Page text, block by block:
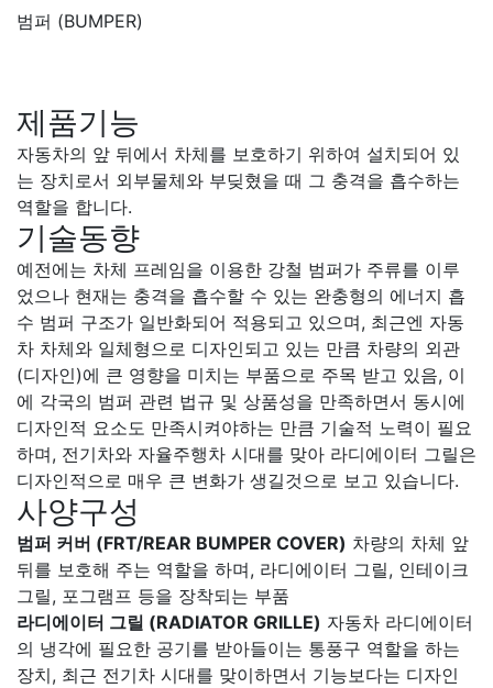
범퍼 (BUMPER)
제품기능
자동차의 앞 뒤에서 차체를 보호하기 위하여 설치되어 있
는 장치로서 외부물체와 부딪혔을 때 그 충격을 흡수하는
역할을 합니다.
기술동향
예전에는 차체 프레임을 이용한 강철 범퍼가 주류를 이루
었으나 현재는 충격을 흡수할 수 있는 완충형의 에너지 흡
수 범퍼 구조가 일반화되어 적용되고 있으며, 최근엔 자동
차 차체와 일체형으로 디자인되고 있는 만큼 차량의 외관
(디자인)에 큰 영향을 미치는 부품으로 주목 받고 있음, 이
에 각국의 범퍼 관련 법규 및 상품성을 만족하면서 동시에
디자인적 요소도 만족시켜야하는 만큼 기술적 노력이 필요
하며, 전기차와 자율주행차 시대를 맞아 라디에이터 그릴은
디자인적으로 매우 큰 변화가 생길것으로 보고 있습니다.
사양구성
범퍼 커버 (FRT/REAR BUMPER COVER) 차량의 차체 앞
뒤를 보호해 주는 역할을 하며, 라디에이터 그릴, 인테이크
그릴, 포그램프 등을 장착되는 부품
라디에이터 그릴 (RADIATOR GRILLE) 자동차 라디에이터
의 냉각에 필요한 공기를 받아들이는 통풍구 역할을 하는
장치, 최근 전기차 시대를 맞이하면서 기능보다는 디자인